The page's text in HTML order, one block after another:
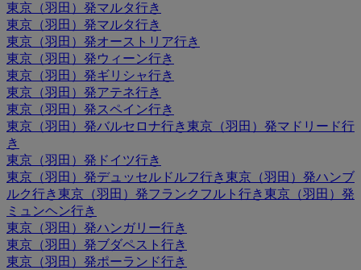
東京（羽田）発マルタ行き
東京（羽田）発マルタ行き
東京（羽田）発オーストリア行き
東京（羽田）発ウィーン行き
東京（羽田）発ギリシャ行き
東京（羽田）発アテネ行き
東京（羽田）発スペイン行き
東京（羽田）発バルセロナ行き東京（羽田）発マドリード行
き
東京（羽田）発ドイツ行き
東京（羽田）発デュッセルドルフ行き東京（羽田）発ハンブ
ルク行き東京（羽田）発フランクフルト行き東京（羽田）発
ミュンヘン行き
東京（羽田）発ハンガリー行き
東京（羽田）発ブダペスト行き
東京（羽田）発ポーランド行き